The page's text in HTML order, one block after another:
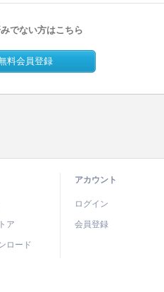
でない方はこちら
料会員登録
ア
ロード
アカウント
ログイン
会員登録